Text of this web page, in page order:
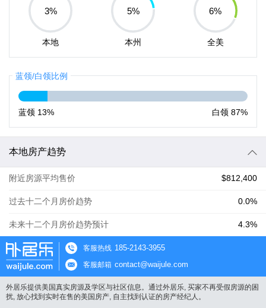
3%
本地
5%
本州
6%
全美
蓝领/白领比例
蓝领 13% 白领 87%
本地房产趋势
附近房源平均售价 $812,400
过去十二个月房价趋势 0.0%
未来十二个月房价趋势预计 4.3%
客服热线 185-2143-3955
客服邮箱 contact@waijule.com
外居乐提供美国真实房源及学区与社区信息。通过外居乐, 买家不再受假房源的困
扰, 放心找到实时在售的美国房产, 自主找到认证的房产经纪人。